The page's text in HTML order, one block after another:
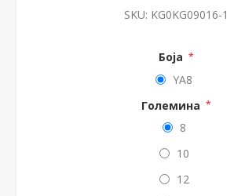
SKU: KG0KG09016-1
Боја *
YA8
Големина *
8
10
12